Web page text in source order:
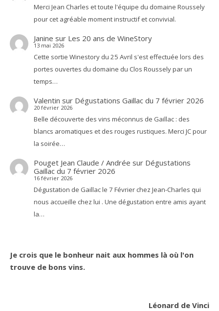
Merci Jean Charles et toute l'équipe du domaine Roussely
pour cet agréable moment instructif et convivial.
Janine sur Les 20 ans de WineStory
13 mai 2026
Cette sortie Winestory du 25 Avril s'est effectuée lors des
portes ouvertes du domaine du Clos Roussely par un
temps…
Valentin sur Dégustations Gaillac du 7 février 2026
20 février 2026
Belle découverte des vins méconnus de Gaillac : des
blancs aromatiques et des rouges rustiques. Merci JC pour
la soirée…
Pouget Jean Claude / Andrée sur Dégustations
Gaillac du 7 février 2026
16 février 2026
Dégustation de Gaillac le 7 Février chez Jean-Charles qui
nous accueille chez lui . Une dégustation entre amis ayant
la…
Je crois que le bonheur nait aux hommes là où l'on
trouve de bons vins.
Léonard de Vinci